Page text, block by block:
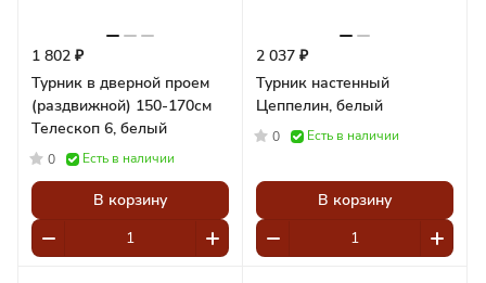
1 802 ₽
Турник в дверной проем
(раздвижной) 150-170см
Телескоп 6, белый
0 Есть в наличии
В корзину
2 037 ₽
Турник настенный
Цеппелин, белый
0 Есть в наличии
В корзину